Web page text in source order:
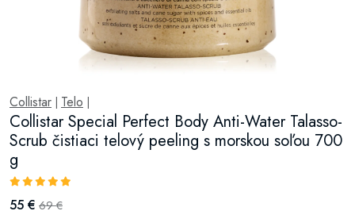
Collistar Telo
Collistar Special Perfect Body Anti-Water Talasso-
Scrub čistiaci telový peeling s morskou soľou 700
g
55 € 69 €